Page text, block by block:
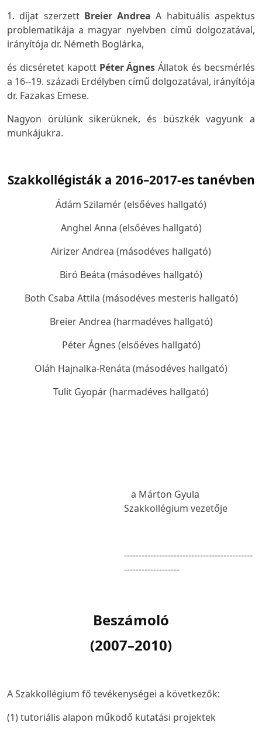
1. díjat szerzett Breier Andrea A habituális aspektus
problematikája a magyar nyelvben című dolgozatával,
irányítója dr. Németh Boglárka,
és dicséretet kapott Péter Ágnes Állatok és becsmérlés
a 16--19. századi Erdélyben című dolgozatával, irányítója
dr. Fazakas Emese.
Nagyon örülünk sikerüknek, és büszkék vagyunk a
munkájukra.
Szakkollégisták a 2016–2017-es tanévben
Ádám Szilamér (elsőéves hallgató)
Anghel Anna (elsőéves hallgató)
Airizer Andrea (másodéves hallgató)
Biró Beáta (másodéves hallgató)
Both Csaba Attila (másodéves mesteris hallgató)
Breier Andrea (harmadéves hallgató)
Péter Ágnes (elsőéves hallgató)
Oláh Hajnalka-Renáta (másodéves hallgató)
Tulit Gyopár (harmadéves hallgató)
a Márton Gyula
Szakkollégium vezetője
--------------------------------------------
-------------------
Beszámoló
(2007–2010)
A Szakkollégium fő tevékenységei a következők:
(1) tutoriális alapon működő kutatási projektek